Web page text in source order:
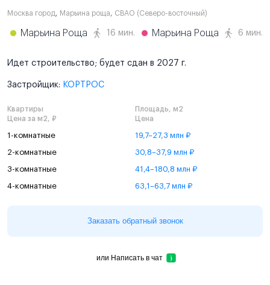
Москва город, Марьина роща, СВАО (Северо-восточный)
Марьина Роща 16 мин. Марьина Роща 6 мин.
Идет строительство; будет сдан в 2027 г.
Застройщик: КОРТРОС
Квартиры
Площадь, м2
Цена за м2, ₽
Цена
1-комнатные 19,7–27,3 млн ₽
2-комнатные 30,8–37,9 млн ₽
3-комнатные 41,4–180,8 млн ₽
4-комнатные 63,1–63,7 млн ₽
Заказать обратный звонок
или Написать в чат